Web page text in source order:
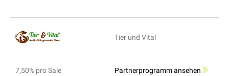
Tier und Vital
7,50% pro Sale Partnerprogramm ansehen